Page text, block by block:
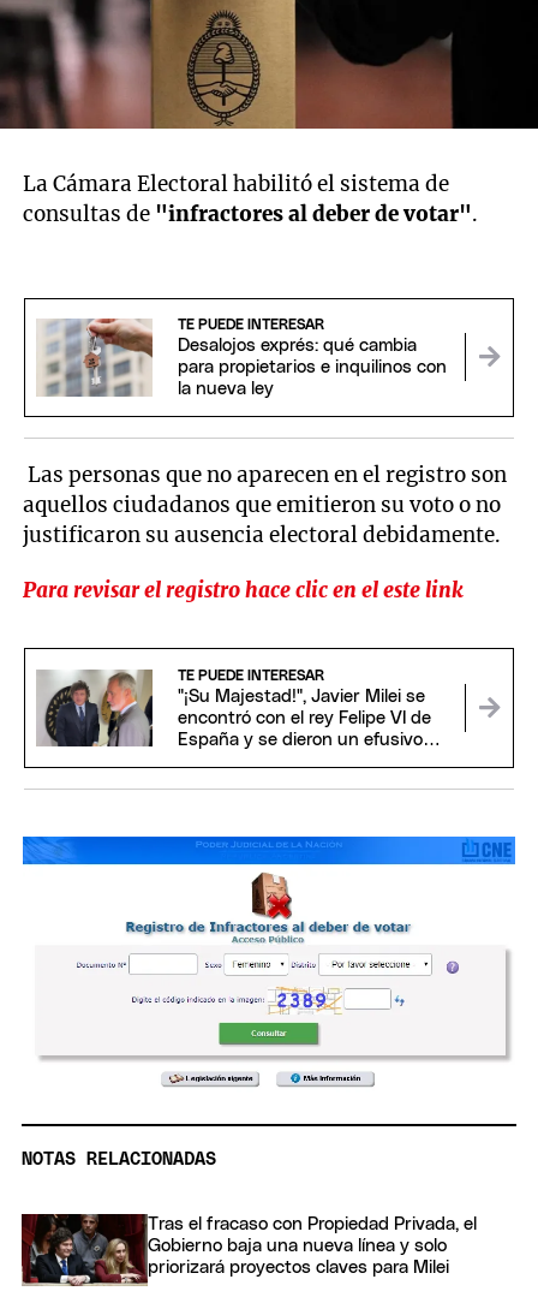
La Cámara Electoral habilitó el sistema de
consultas de "infractores al deber de votar".
TE PUEDE INTERESAR
Desalojos exprés: qué cambia
para propietarios e inquilinos con
la nueva ley
Las personas que no aparecen en el registro son
aquellos ciudadanos que emitieron su voto o no
justificaron su ausencia electoral debidamente.
Para revisar el registro hace clic en el este link
TE PUEDE INTERESAR
"¡Su Majestad!", Javier Milei se
encontró con el rey Felipe VI de
España y se dieron un efusivo
NOTAS RELACIONADAS
Tras el fracaso con Propiedad Privada, el
Gobierno baja una nueva línea y solo
priorizará proyectos claves para Milei